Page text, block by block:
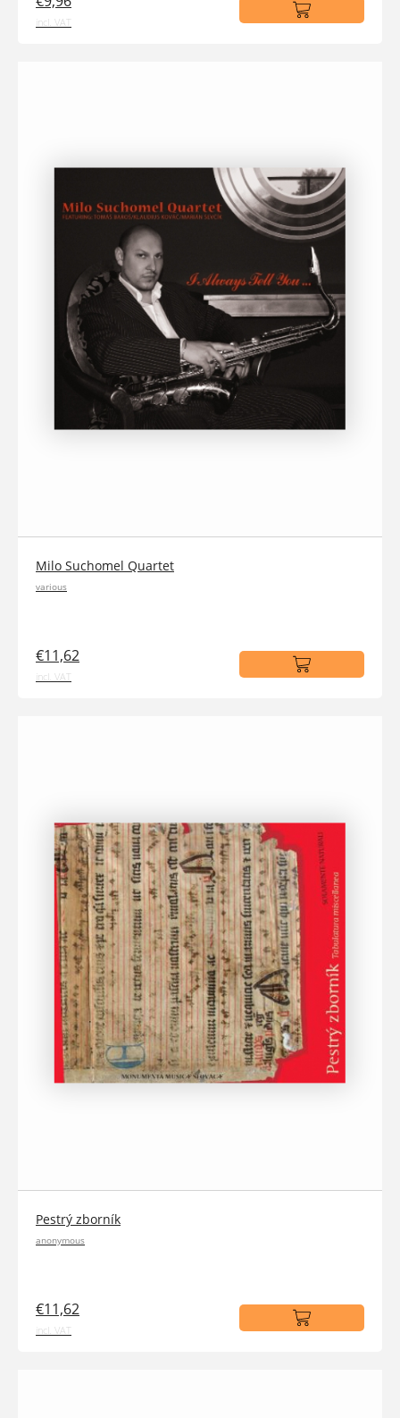
incl. VAT
Milo Suchomel Quartet
various
€11,62
incl. VAT
Pestrý zborník
anonymous
€11,62
incl. VAT